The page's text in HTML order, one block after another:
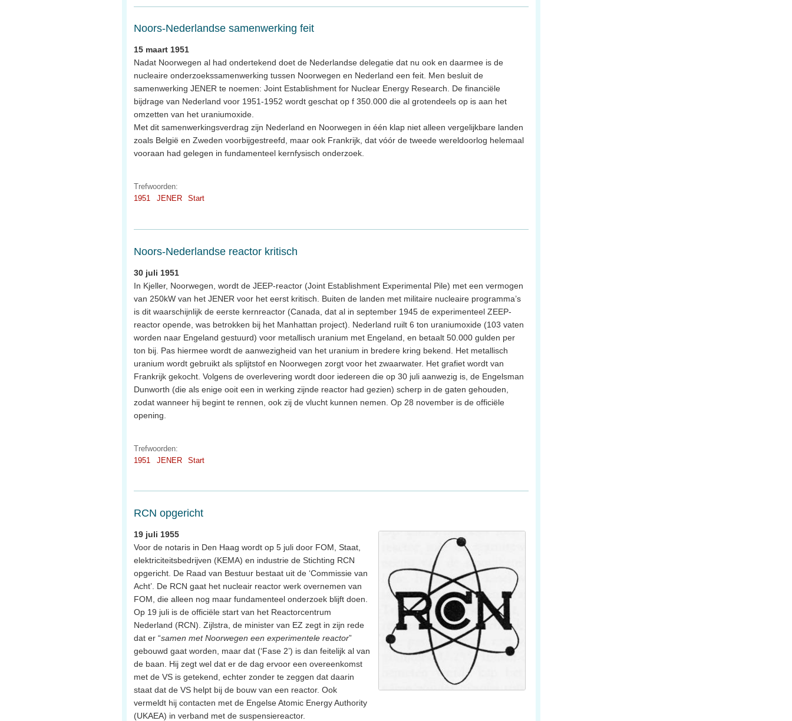
Noors-Nederlandse samenwerking feit
15 maart 1951
Nadat Noorwegen al had ondertekend doet de Nederlandse delegatie dat nu ook en daarmee is de
nucleaire onderzoekssamenwerking tussen Noorwegen en Nederland een feit. Men besluit de
samenwerking JENER te noemen: Joint Establishment for Nuclear Energy Research. De financiële
bijdrage van Nederland voor 1951-1952 wordt geschat op f 350.000 die al grotendeels op is aan het
omzetten van het uraniumoxide.
Met dit samenwerkingsverdrag zijn Nederland en Noorwegen in één klap niet alleen vergelijkbare landen
zoals België en Zweden voorbijgestreefd, maar ook Frankrijk, dat vóór de tweede wereldoorlog helemaal
vooraan had gelegen in fundamenteel kernfysisch onderzoek.
Trefwoorden:
1951
JENER Start
Noors-Nederlandse reactor kritisch
30 juli 1951
In Kjeller, Noorwegen, wordt de JEEP-reactor (Joint Establishment Experimental Pile) met een vermogen
van 250kW van het JENER voor het eerst kritisch. Buiten de landen met militaire nucleaire programma’s
is dit waarschijnlijk de eerste kernreactor (Canada, dat al in september 1945 de experimenteel ZEEP-
reactor opende, was betrokken bij het Manhattan project). Nederland ruilt 6 ton uraniumoxide (103 vaten
worden naar Engeland gestuurd) voor metallisch uranium met Engeland, en betaalt 50.000 gulden per
ton bij. Pas hiermee wordt de aanwezigheid van het uranium in bredere kring bekend. Het metallisch
uranium wordt gebruikt als splijtstof en Noorwegen zorgt voor het zwaarwater. Het grafiet wordt van
Frankrijk gekocht. Volgens de overlevering wordt door iedereen die op 30 juli aanwezig is, de Engelsman
Dunworth (die als enige ooit een in werking zijnde reactor had gezien) scherp in de gaten gehouden,
zodat wanneer hij begint te rennen, ook zij de vlucht kunnen nemen. Op 28 november is de officiële
opening.
Trefwoorden:
1951
JENER Start
RCN opgericht
19 juli 1955
Voor de notaris in Den Haag wordt op 5 juli door FOM, Staat,
elektriciteitsbedrijven (KEMA) en industrie de Stichting RCN
opgericht. De Raad van Bestuur bestaat uit de ‘Commissie van
Acht’. De RCN gaat het nucleair reactor werk overnemen van
FOM, die alleen nog maar fundamenteel onderzoek blijft doen.
Op 19 juli is de officiële start van het Reactorcentrum
Nederland (RCN). Zijlstra, de minister van EZ zegt in zijn rede
dat er “samen met Noorwegen een experimentele reactor”
gebouwd gaat worden, maar dat (‘Fase 2’) is dan feitelijk al van
de baan. Hij zegt wel dat er de dag ervoor een overeenkomst
met de VS is getekend, echter zonder te zeggen dat daarin
staat dat de VS helpt bij de bouw van een reactor. Ook
vermeldt hij contacten met de Engelse Atomic Energy Authority
(UKAEA) in verband met de suspensiereactor.